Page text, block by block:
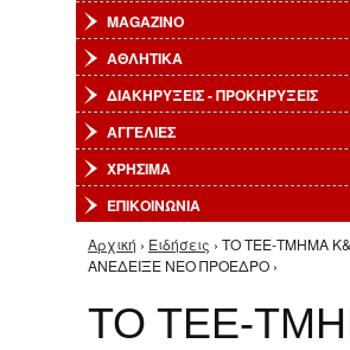
MAGAZINO
ΑΘΛΗΤΙΚΑ
ΔΙΑΚΗΡΥΞΕΙΣ - ΠΡΟΚΗΡΥΞΕΙΣ
ΑΓΓΕΛΙΕΣ
ΧΡΗΣΙΜΑ
ΕΠΙΚΟΙΝΩΝΙΑ
Είστε εδώ
Αρχική › Ειδήσεις › ΤΟ ΤΕΕ-ΤΜΗΜΑ
ΑΝΕΔΕΙΞΕ ΝΕΟ ΠΡΟΕΔΡΟ ›
ΤΟ ΤΕΕ-